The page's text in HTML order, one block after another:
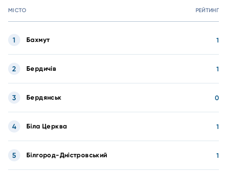
МІСТО РЕЙТИНГ
Бахмут 1
1
Бердичів 1
2
Бердянськ 0
3
Біла Церква 1
4
Білгород-Дністровський 1
5